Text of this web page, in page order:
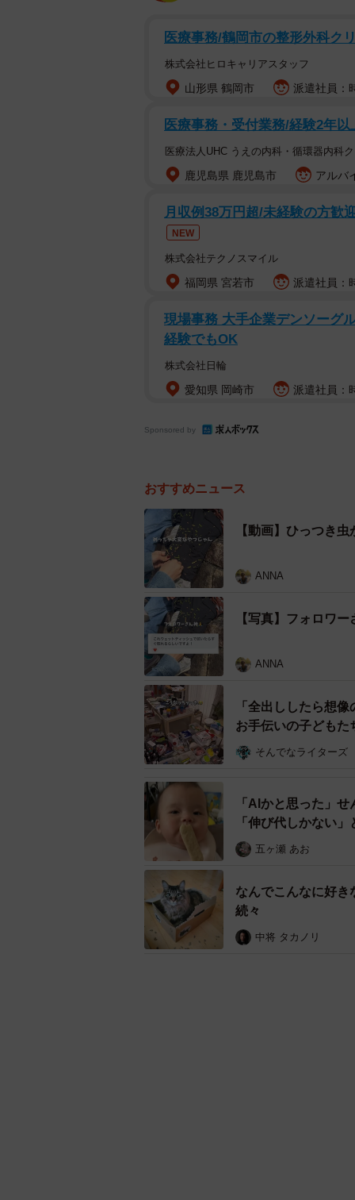
医療事務/鶴岡市の整形外科ク
株式会社ヒロキャリアスタッフ
山形県 鶴岡市 派遣社員：
医療事務・受付業務/経験2年
医療法人UHC うえの内科・循環器内科
鹿児島県 鹿児島市 アルバ
月収例38万円超/未経験の方歓
NEW
株式会社テクノスマイル
福岡県 宮若市 派遣社員：
現場事務 大手企業デンソーグ
経験でもOK
株式会社日輪
愛知県 岡崎市 派遣社員：
Sponsored by
おすすめニュース
【動画】ひっつき
ANNA
【写真】フォロワ
ANNA
「全出ししたら想
お手伝いの子ども
結末
そんでなライターズ
「AIかと思った」
「伸び代しかない
五ヶ瀬 あお
なんでこんなに好
続々
中将 タカノリ